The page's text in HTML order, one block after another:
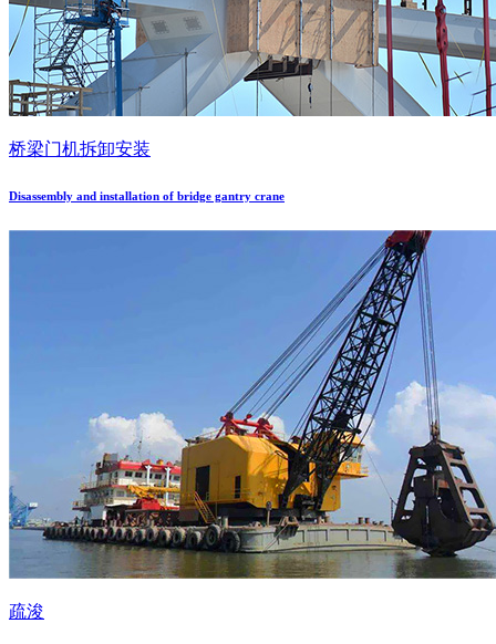
桥梁门机拆卸安装
Disassembly and installation of bridge gantry crane
疏浚